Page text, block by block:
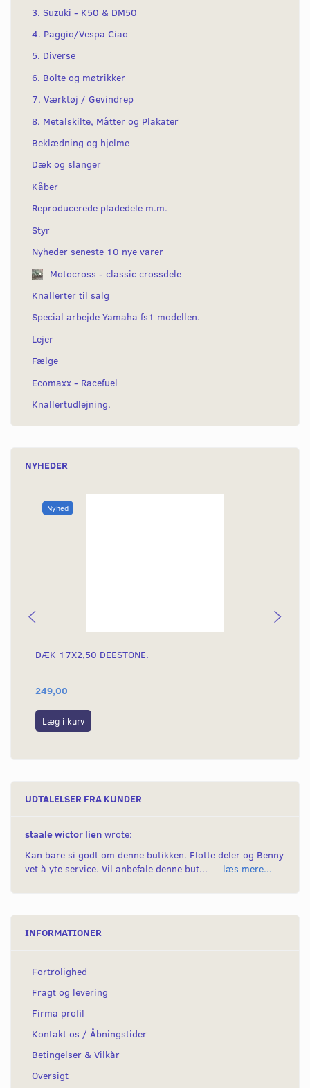
3. Suzuki - K50 & DM50
4. Paggio/Vespa Ciao
5. Diverse
6. Bolte og møtrikker
7. Værktøj / Gevindrep
8. Metalskilte, Måtter og Plakater
Beklædning og hjelme
Dæk og slanger
Kåber
Reproducerede pladedele m.m.
Styr
Nyheder seneste 10 nye varer
Motocross - classic crossdele
Knallerter til salg
Special arbejde Yamaha fs1 modellen.
Lejer
Fælge
Ecomaxx - Racefuel
Knallertudlejning.
NYHEDER
Nyhed
DÆK 17X2,50 DEESTONE.
249,00
Læg i kurv
UDTALELSER FRA KUNDER
staale wictor lien wrote:
Kan bare si godt om denne butikken. Flotte deler og Benny
vet å yte service. Vil anbefale denne but... — læs mere...
INFORMATIONER
Fortrolighed
Fragt og levering
Firma profil
Kontakt os / Åbningstider
Betingelser & Vilkår
Oversigt